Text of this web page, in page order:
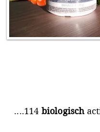
....114 biologisch
.........en